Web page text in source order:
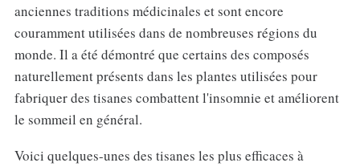
anciennes traditions médicinales et sont encore
couramment utilisées dans de nombreuses régions du
monde. Il a été démontré que certains des composés
naturellement présents dans les plantes utilisées pour
fabriquer des tisanes combattent l'insomnie et améliorent
le sommeil en général.
Voici quelques-unes des tisanes les plus efficaces à